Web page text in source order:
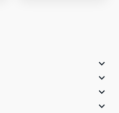



